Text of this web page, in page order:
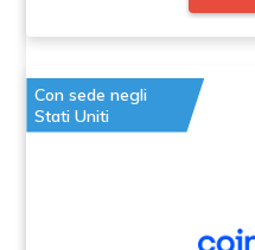
Con sede negli
Stati Uniti